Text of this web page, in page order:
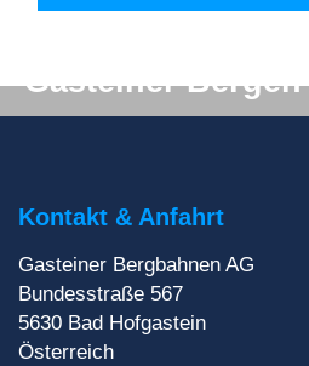
Gasteiner Bergen
Postfach!
Zur Newsletteranmeldung
Kontakt & Anfahrt
Gasteiner Bergbahnen AG
Bundesstraße 567
5630 Bad Hofgastein
Österreich